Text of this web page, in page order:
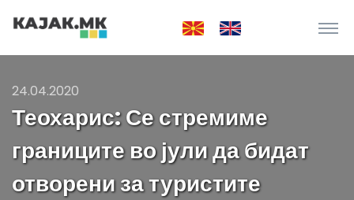
24.04.2020
Теохарис: Се стремиме
границите во јули да бидат
отворени за туристите